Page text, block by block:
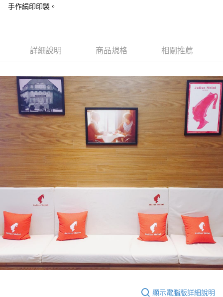
悠遊付
AFTEE先享後付
AFTEE先享後付是「在收到商品之後才付款」的支付方式。 讓您購物簡單
便利好安心！
１．簡單：不需註冊會員、不需綁卡、不需儲值。
２．便利：只要手機號碼，簡訊認證，即可結帳。
３．安心：先確認商品／服務後，再付款。
【「AFTEE先享後付」結帳流程】
１．於結帳方式選擇「AFTEE先享後付」後，將跳轉至「AFTEE先享後付」
結帳頁面，進行簡訊認證並確認金額後，即可完成結帳。
２．訂單成立數日內，您將收到繳費通知簡訊。
３．收到繳費通知簡訊後14天內，點擊此簡訊中的連結，可透過四大超商／
ATM／網路銀行／等多元方式進行付款，方視為交易完成。
※ 請注意：結帳手續完成當下不需立刻繳費，但若您需要取消訂單，請聯絡
購買商品的店家。未經商家同意取消之訂單仍視為有效，需透過AFTEE先享
後付繳納相關費用。
※ 交易是否成功請以「AFTEE先享後付 」之結帳頁面顯示為準，若有關於
是否繳費成功／繳費後需取消欲退款等相關疑問，請聯繫「AFTEE先享後付
客戶支援中心」
https://netprotections.freshdesk.com/support/home
１．透過由恩沛科技股份有限公司提供之「AFTEE先享後付」服務完成之交
易，需依本服務之必要範圍內提供個人資料，並將交易相關給付款項請求債
ATM付款
貨到付款
運送方式
全家取貨付款
每筆NT$60，滿NT$800(含以上)免運費
7-11取貨付款
每筆NT$60，滿NT$2,000(含以上)免運費
付款後7-11取貨(快速到店)
每筆NT$95
黑貓宅配
付款後門市自取
手作絹印印製。
詳細說明 商品規格 相關推薦
顯示電腦版詳細說明